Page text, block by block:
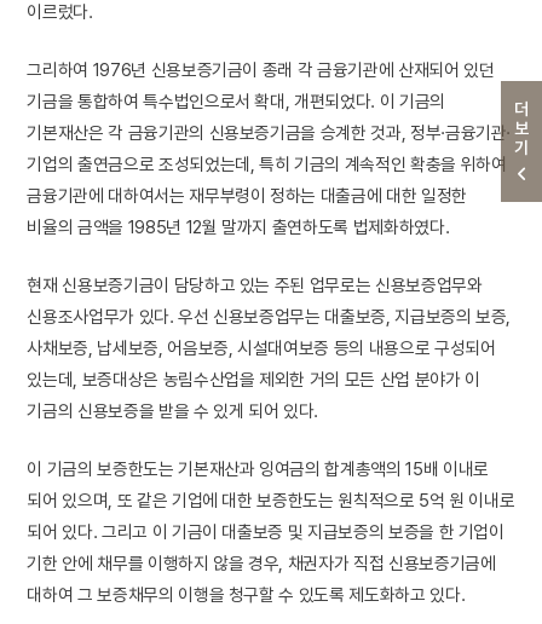
더보기
이르렀다.
그리하여 1976년 신용보증기금이 종래 각 금융기관에 산재되어 있던
기금을 통합하여 특수법인으로서 확대, 개편되었다. 이 기금의
기본재산은 각 금융기관의 신용보증기금을 승계한 것과, 정부·금융기관·
기업의 출연금으로 조성되었는데, 특히 기금의 계속적인 확충을 위하여
금융기관에 대하여서는 재무부령이 정하는 대출금에 대한 일정한
비율의 금액을 1985년 12월 말까지 출연하도록 법제화하였다.
현재 신용보증기금이 담당하고 있는 주된 업무로는 신용보증업무와
신용조사업무가 있다. 우선 신용보증업무는 대출보증, 지급보증의 보증,
사채보증, 납세보증, 어음보증, 시설대여보증 등의 내용으로 구성되어
있는데, 보증대상은 농림수산업을 제외한 거의 모든 산업 분야가 이
기금의 신용보증을 받을 수 있게 되어 있다.
이 기금의 보증한도는 기본재산과 잉여금의 합계총액의 15배 이내로
되어 있으며, 또 같은 기업에 대한 보증한도는 원칙적으로 5억 원 이내로
되어 있다. 그리고 이 기금이 대출보증 및 지급보증의 보증을 한 기업이
기한 안에 채무를 이행하지 않을 경우, 채권자가 직접 신용보증기금에
대하여 그 보증채무의 이행을 청구할 수 있도록 제도화하고 있다.